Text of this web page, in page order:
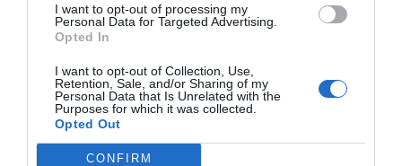
I want to opt-out of processing my
Personal Data for Targeted Advertising.
Opted In
I want to opt-out of Collection, Use,
Retention, Sale, and/or Sharing of my
Personal Data that Is Unrelated with the
Purposes for which it was collected.
Opted Out
CONFIRM
2Playbook Club2P